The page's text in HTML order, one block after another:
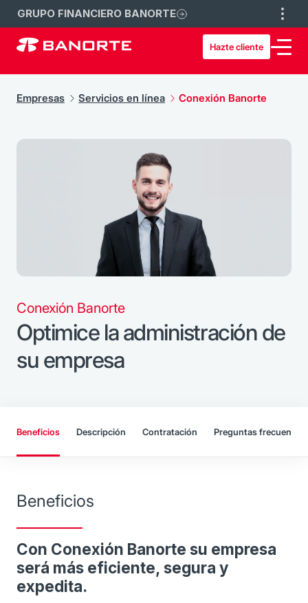
GRUPO FINANCIERO BANORTE
Hazte cliente
Empresas Servicios en línea Conexión Banorte
Conexión Banorte
Optimice la administración de
su empresa
Beneficios Descripción Contratación Preguntas frecuentes
Beneficios
Con Conexión Banorte su empresa
será más eficiente, segura y
expedita.